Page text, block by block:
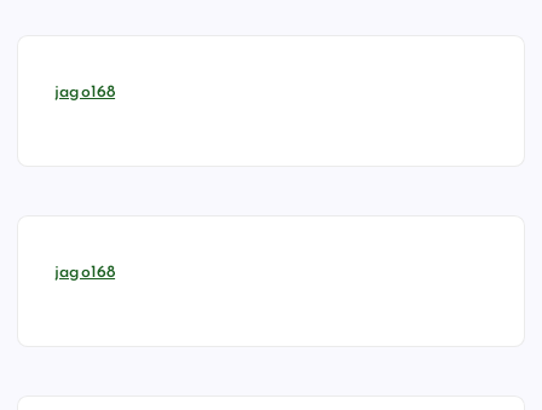
jago168
jago168